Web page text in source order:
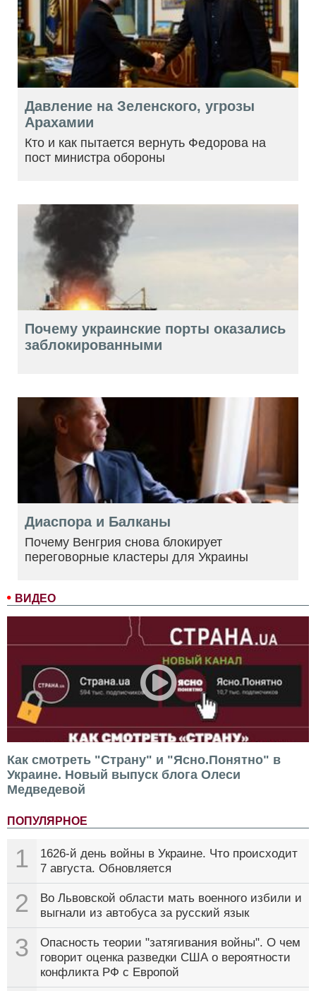
ВИДЕО
Как смотреть "Страну" и "Ясно.Понятно" в
Украине. Новый выпуск блога Олеси
Медведевой
ПОПУЛЯРНОЕ
1
1626-й день войны в Украине. Что происходит
7 августа. Обновляется
2
Во Львовской области мать военного избили и
выгнали из автобуса за русский язык
3
Опасность теории "затягивания войны". О чем
говорит оценка разведки США о вероятности
конфликта РФ с Европой
Давление на Зеленского, угрозы
Арахамии
Кто и как пытается вернуть Федорова на
пост министра обороны
Почему украинские порты оказались
заблокированными
Диаспора и Балканы
Почему Венгрия снова блокирует
переговорные кластеры для Украины